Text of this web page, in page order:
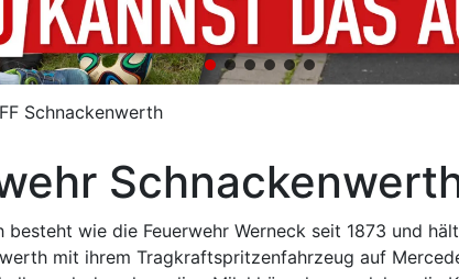
FF Schnackenwerth
wie die Feuerwehr Werneck seit 1873 und
mit ihrem Tragkraftspritzenfahrzeug auf